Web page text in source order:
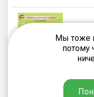
Мы тоже
потому